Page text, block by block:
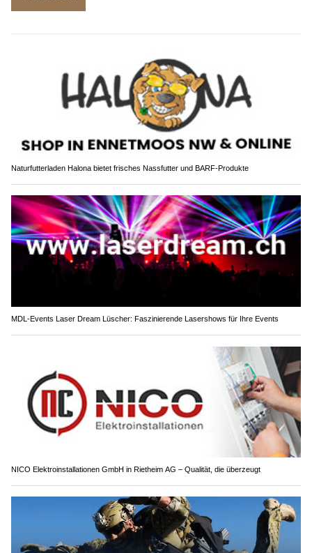
Naturfutterladen Halona bietet frisches Nassfutter und BARF-Produkte
MDL-Events Laser Dream Lüscher: Faszinierende Lasershows für Ihre Events
NICO Elektroinstallationen GmbH in Rietheim AG – Qualität, die überzeugt